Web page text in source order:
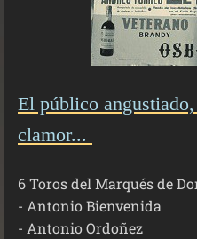
El público
clamor...
6 Toros del Marqués de
- Antonio Bienvenida
- Antonio Ordoñez